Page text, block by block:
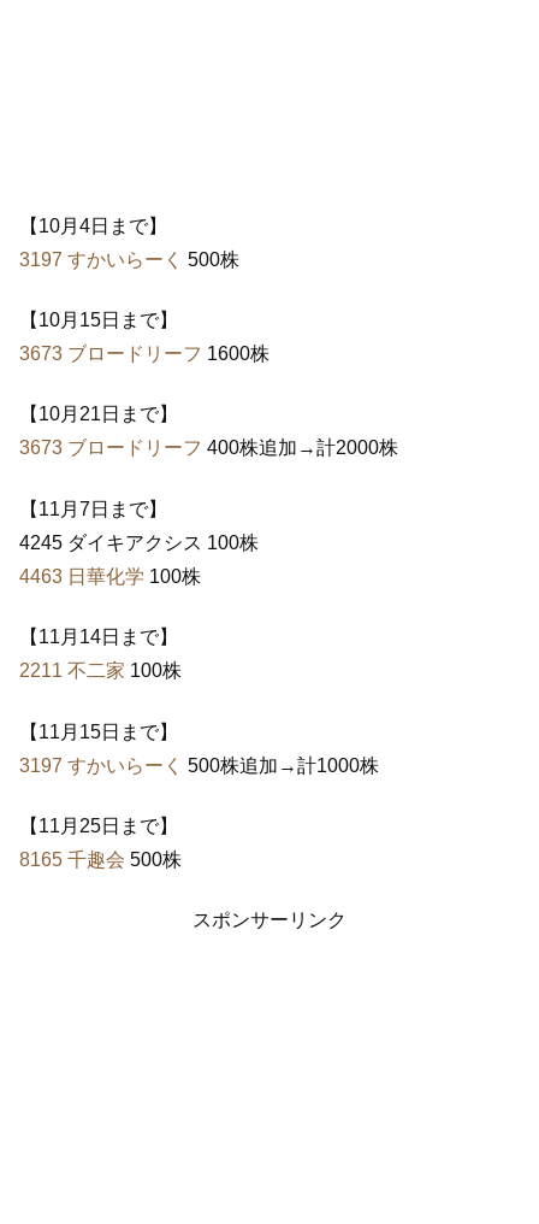
【10月4日まで】
3197 すかいらーく 500株
【10月15日まで】
3673 ブロードリーフ 1600株
【10月21日まで】
3673 ブロードリーフ 400株追加→計2000株
【11月7日まで】
4245 ダイキアクシス 100株
4463 日華化学 100株
【11月14日まで】
2211 不二家 100株
【11月15日まで】
3197 すかいらーく 500株追加→計1000株
【11月25日まで】
8165 千趣会 500株
スポンサーリンク